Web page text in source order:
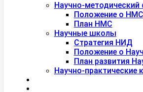
Научно-методический
Положение о НМС
План НМС
Научные школы
Стратегия НИД
Положение о
План развития
Научно-практические